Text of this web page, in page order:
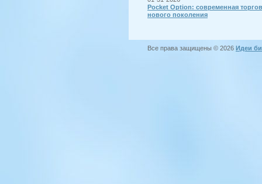
Pocket Option: современная
нового поколения
Все права защищены © 2026 Идеи